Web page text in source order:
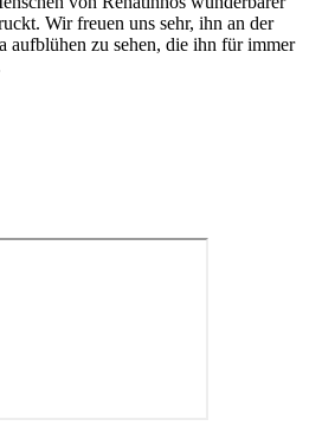
Wir freuen uns sehr, ihn an der
aufblühen zu sehen, die ihn für immer